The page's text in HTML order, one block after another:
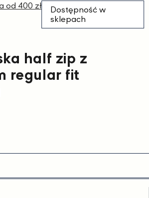
half zip z
regular fit
od 400 zł
Dostępność w
sklepach